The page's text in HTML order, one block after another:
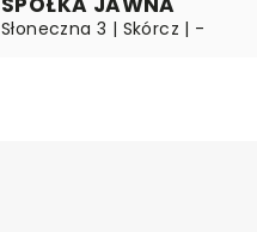
Słoneczna 3 | Skórcz | -